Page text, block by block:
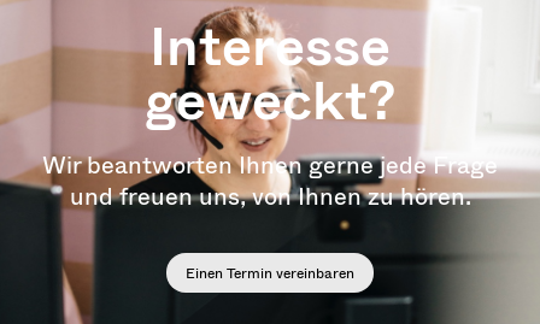
Interesse
geweckt?
Wir beantworten Ihnen gerne jede Frage
und freuen uns, von Ihnen zu hören.
Einen Termin vereinbaren